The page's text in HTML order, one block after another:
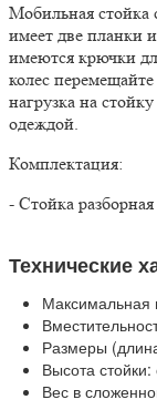
Мобильная стойка
имеет две планки
имеются крючки
колес
нагрузка на
одеждой.
Комплектация:
- Стойка разборная
Технические
Максимальная
Размеры
Высота
Вес в